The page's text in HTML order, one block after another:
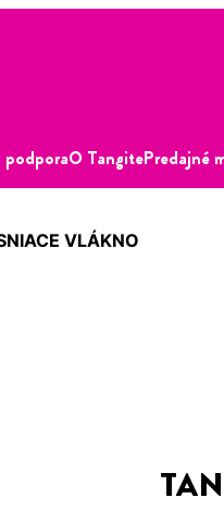
podporaO TangitePredajné
VLÁKNO